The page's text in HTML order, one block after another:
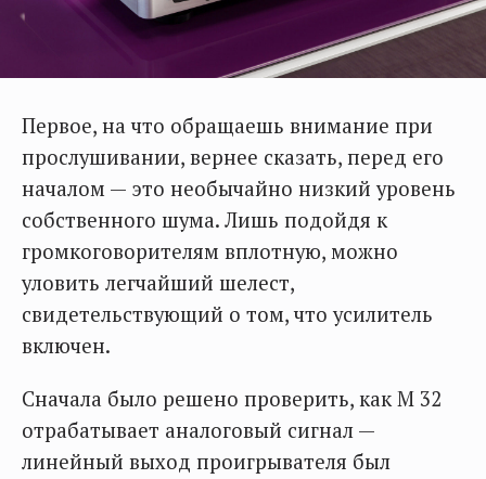
Первое, на что обращаешь внимание при
прослушивании, вернее сказать, перед его
началом — это необычайно низкий уровень
собственного шума. Лишь подойдя к
громкоговорителям вплотную, можно
уловить легчайший шелест,
свидетельствующий о том, что усилитель
включен.
Сначала было решено проверить, как M 32
отрабатывает аналоговый сигнал —
линейный выход проигрывателя был